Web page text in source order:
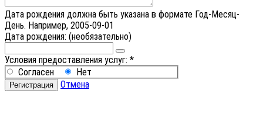
Дата рождения должна быть указана в формате Год-Месяц-
День. Например, 2005-09-01
Дата рождения: (необязательно)
Условия предоставления услуг: *
Согласен
Нет
Регистрация Отмена